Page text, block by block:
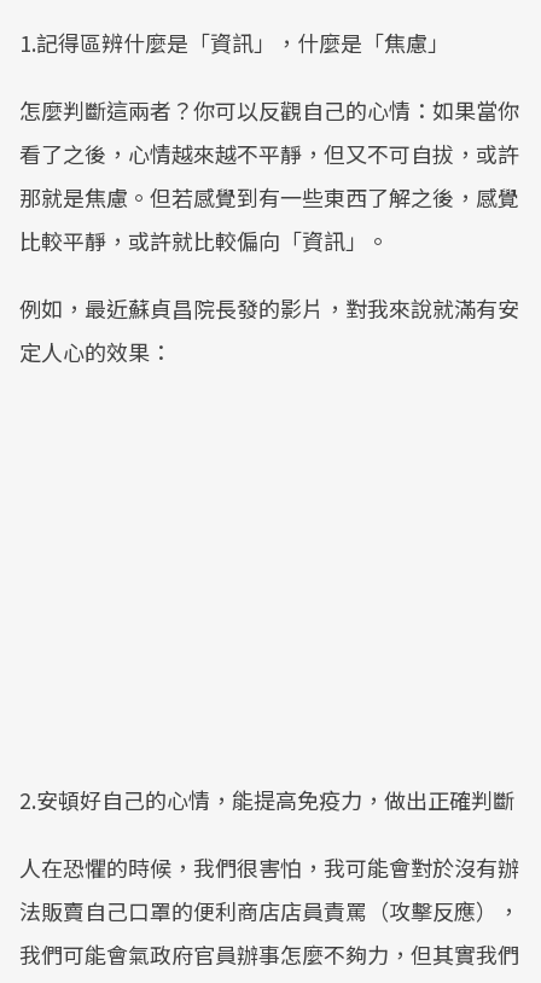
1.記得區辨什麼是「資訊」，什麼是「焦慮」
怎麼判斷這兩者？你可以反觀自己的心情：如果當你
看了之後，心情越來越不平靜，但又不可自拔，或許
那就是焦慮。但若感覺到有一些東西了解之後，感覺
比較平靜，或許就比較偏向「資訊」。
例如，最近蘇貞昌院長發的影片，對我來說就滿有安
定人心的效果：
2.安頓好自己的心情，能提高免疫力，做出正確判斷
人在恐懼的時候，我們很害怕，我可能會對於沒有辦
法販賣自己口罩的便利商店店員責罵（攻擊反應），
我們可能會氣政府官員辦事怎麼不夠力，但其實我們